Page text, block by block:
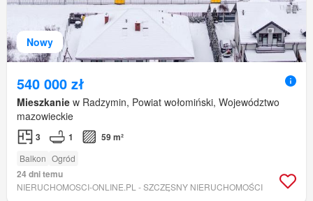
Nowy
540 000 zł
Mieszkanie w Radzymin, Powiat wołomiński, Województwo
mazowieckie
3 1 59 m²
Balkon Ogród
24 dni temu
NIERUCHOMOSCI-ONLINE.PL - SZCZĘSNY NIERUCHOMOŚCI